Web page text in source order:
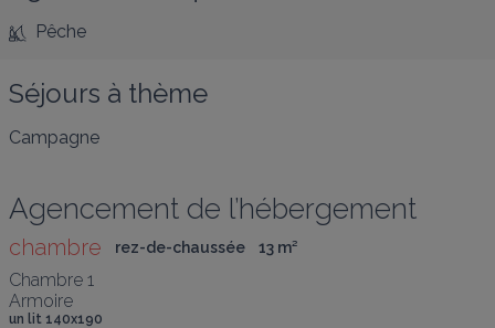
Pêche
Séjours à thème
Campagne
Agencement de l’hébergement
chambre rez-de-chaussée 13 m²
Chambre 1
Armoire
un lit 140x190